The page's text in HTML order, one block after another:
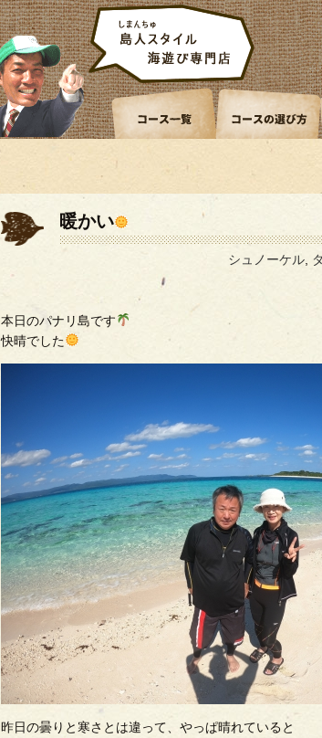
暖かい
シュノーケル
本日のパナリ島です
快晴でした
昨日の曇りと寒さとは違って、やっぱ晴れていると